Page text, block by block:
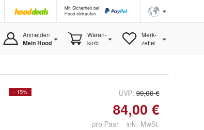
Mit Sicherheit bei
Hood einkaufen
Anmelden
Mein Hood
Waren-
korb
Merk-
zettel
- 15% UVP: 99,00 €
84,00 €
pro Paar inkl. MwSt.